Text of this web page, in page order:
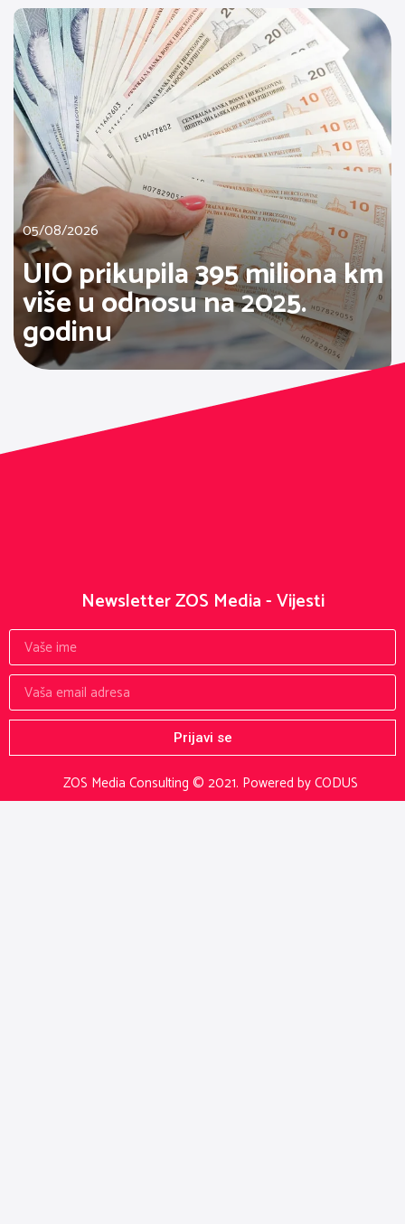
05/08/2026
UIO prikupila 395 miliona km
više u odnosu na 2025.
godinu
ZOS Media Consulting © 2021. Powered by CODUS
Newsletter ZOS Media - Vijesti
Prijavi se